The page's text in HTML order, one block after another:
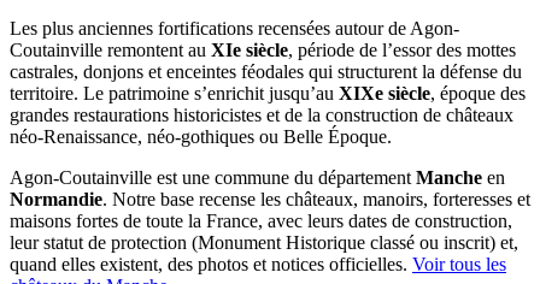
Les plus anciennes fortifications recensées autour de Agon-
Coutainville remontent au XIe siècle, période de l’essor des mottes
castrales, donjons et enceintes féodales qui structurent la défense du
territoire. Le patrimoine s’enrichit jusqu’au XIXe siècle, époque des
grandes restaurations historicistes et de la construction de châteaux
néo-Renaissance, néo-gothiques ou Belle Époque.
Agon-Coutainville est une commune du départementManche en
Normandie. Notre base recense les châteaux, manoirs, forteresses et
maisons fortes de toute la France, avec leurs dates de construction,
leur statut de protection (Monument Historique classé ou inscrit) et,
quand elles existent, des photos et notices officielles. Voir tous les